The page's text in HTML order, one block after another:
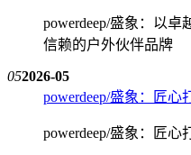
powerdeep/盛象：以
信赖的户外伙伴品牌
052026-05
powerdeep/盛象：匠
powerdeep/盛象：匠